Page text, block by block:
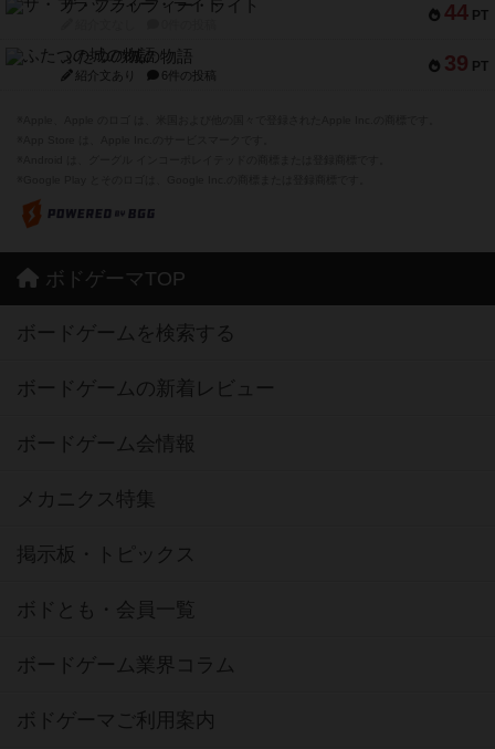
44 PT
ザ・フラッフィー・ライト
39 PT
ふたつの城の物語
紹介文あり 6件の投稿
ボドゲーマTOP
ボードゲームを検索する
ボードゲームの新着レビュー
ボードゲーム会情報
メカニクス特集
掲示板・トピックス
ボドとも・会員一覧
ボードゲーム業界コラム
ボドゲーマご利用案内